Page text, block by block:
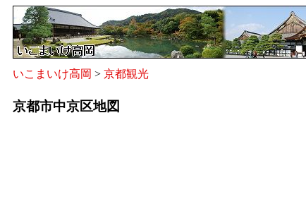
いこまいけ高岡 > 京都観光
京都市中京区地図